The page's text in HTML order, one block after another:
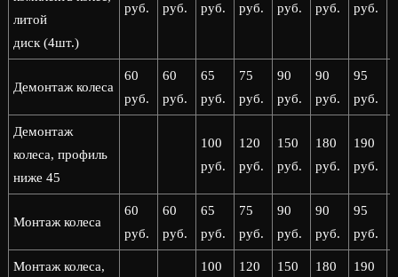
литой
диск (4шт.)
руб.
руб.
руб.
руб.
руб.
руб.
руб.
Демонтаж колеса
60
руб.
60
руб.
65
руб.
75
руб.
90
руб.
90
руб.
95
руб.
Демонтаж
колеса, профиль
ниже 45
100
руб.
120
руб.
150
руб.
180
руб.
190
руб.
Монтаж колеса
60
руб.
60
руб.
65
руб.
75
руб.
90
руб.
90
руб.
95
руб.
Монтаж колеса,
100
120
150
180
190